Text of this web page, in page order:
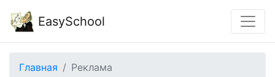
EasySchool
Главная Реклама